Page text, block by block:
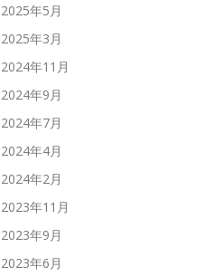
2025年5月
2025年3月
2024年11月
2024年9月
2024年7月
2024年4月
2024年2月
2023年11月
2023年9月
2023年6月